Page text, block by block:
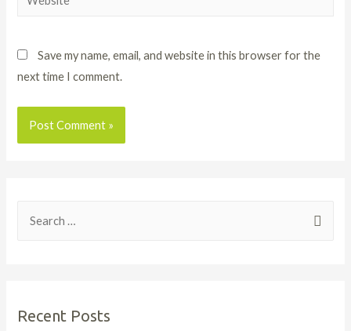
Save my name, email, and website in this browser for the
next time I comment.
Recent Posts